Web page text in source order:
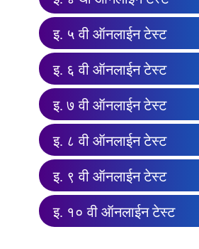
इ. ५ वी ऑनलाईन टेस्ट
इ. ६ वी ऑनलाईन टेस्ट
इ. ७ वी ऑनलाईन टेस्ट
इ. ८ वी ऑनलाईन टेस्ट
इ. ९ वी ऑनलाईन टेस्ट
इ. १० वी ऑनलाईन टेस्ट